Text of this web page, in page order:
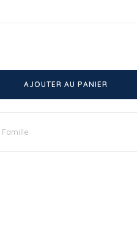
AJOUTER AU PANIER
Famille